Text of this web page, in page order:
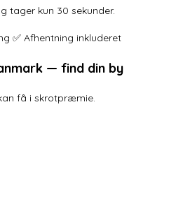
tager kun 30 sekunder.
✅ Afhentning inkluderet
— find din by
få i skrotpræmie.